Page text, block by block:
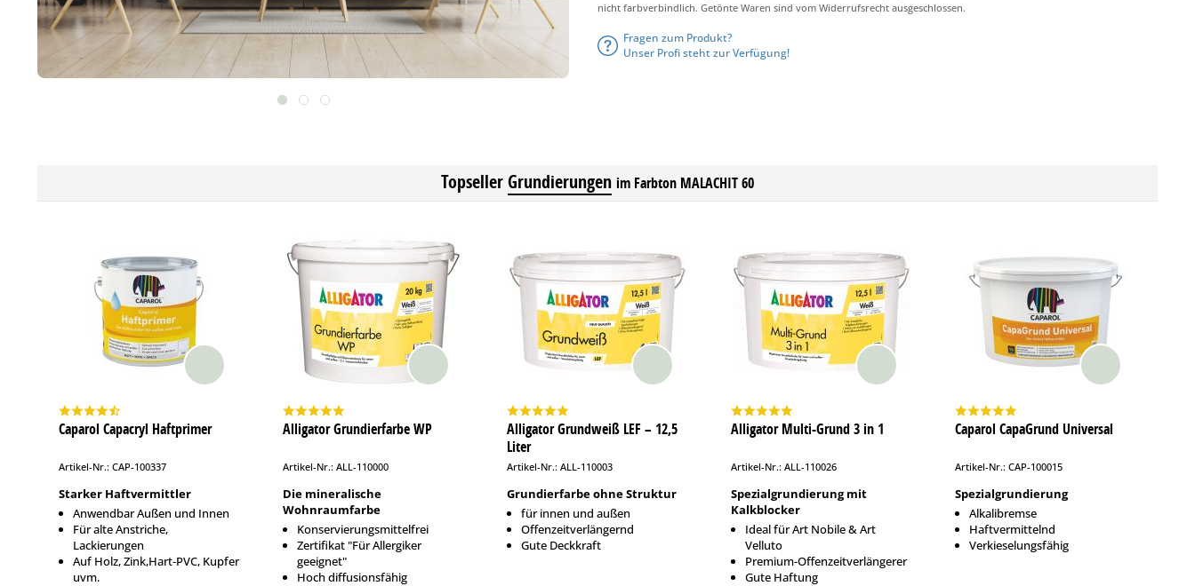
nicht farbverbindlich. Getönte Waren sind vom Widerrufsrecht ausgeschlossen.
Fragen zum Produkt?
Unser Profi steht zur Verfügung!
TopsellerGrundierungen im Farbton MALACHIT 60
Caparol Capacryl Haftprimer
Artikel-Nr.: CAP-100337
Starker Haftvermittler
Anwendbar Außen und Innen
Für alte Anstriche,
Lackierungen
Auf Holz, Zink,Hart-PVC, Kupfer
uvm.
Alligator Grundierfarbe WP
Artikel-Nr.: ALL-110000
Die mineralische
Wohnraumfarbe
Konservierungsmittelfrei
Zertifikat "Für Allergiker
geeignet"
Hoch diffusionsfähig
Alligator Grundweiß LEF – 12,5
Liter
Artikel-Nr.: ALL-110003
Grundierfarbe ohne Struktur
für innen und außen
Offenzeitverlängernd
Gute Deckkraft
Alligator Multi-Grund 3 in 1
Artikel-Nr.: ALL-110026
Spezialgrundierung mit
Kalkblocker
Ideal für Art Nobile & Art
Velluto
Premium-Offenzeitverlängerer
Gute Haftung
Caparol CapaGrund Universal
Artikel-Nr.: CAP-100015
Spezialgrundierung
Alkalibremse
Haftvermittelnd
Verkieselungsfähig